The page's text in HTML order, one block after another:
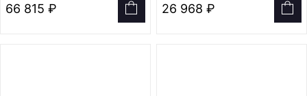
66 815 ₽ 26 968 ₽